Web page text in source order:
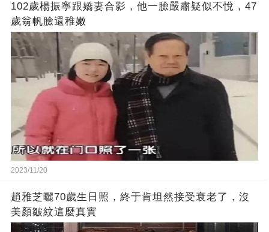
102歲楊振寧跟嬌妻合影，他一臉嚴肅疑似不悅，47
歲翁帆臉還稚嫩
2023/11/20
趙雅芝曬70歲生日照，終于肯坦然接受衰老了，沒
美顏皺紋這麼真實